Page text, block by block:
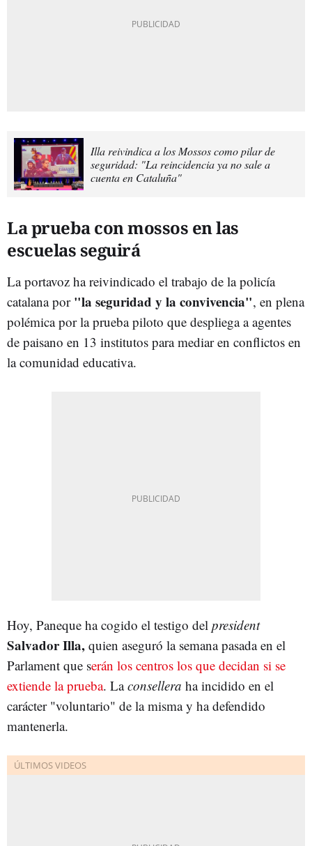
Illa reivindica a los Mossos como pilar de
seguridad: "La reincidencia ya no sale a
cuenta en Cataluña"
La prueba con mossos en las
escuelas seguirá
La portavoz ha reivindicado el trabajo de la policía
catalana por "la seguridad y la convivencia", en plena
polémica por la prueba piloto que despliega a agentes
de paisano en 13 institutos para mediar en conflictos en
la comunidad educativa.
Hoy, Paneque ha cogido el testigo del president
Salvador Illa, quien aseguró la semana pasada en el
Parlament que serán los centros los que decidan si se
extiende la prueba. Laconsellera ha incidido en el
carácter "voluntario" de la misma y ha defendido
mantenerla.